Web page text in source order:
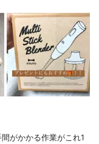
がかかる作業がこれ1